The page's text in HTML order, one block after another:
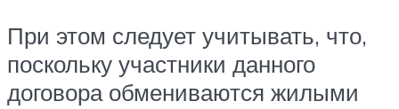
При этом следует учитывать, что,
поскольку участники данного
договора обмениваются жилыми